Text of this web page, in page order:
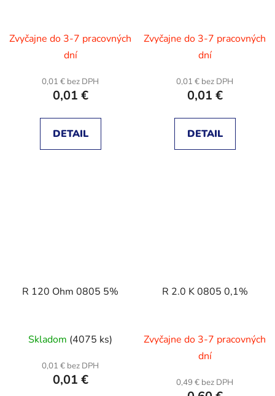
Zvyčajne do 3-7 pracovných
dní
0,01 € bez DPH
0,01 €
DETAIL
Zvyčajne do 3-7 pracovných
dní
0,01 € bez DPH
0,01 €
DETAIL
R 120 Ohm 0805 5%
Skladom (4075 ks)
0,01 € bez DPH
0,01 €
R 2.0 K 0805 0,1%
Zvyčajne do 3-7 pracovných
dní
0,49 € bez DPH